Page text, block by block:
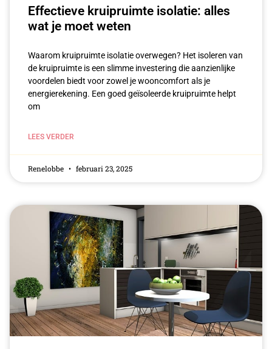
Effectieve kruipruimte isolatie: alles
wat je moet weten
Waarom kruipruimte isolatie overwegen? Het isoleren van
de kruipruimte is een slimme investering die aanzienlijke
voordelen biedt voor zowel je wooncomfort als je
energierekening. Een goed geïsoleerde kruipruimte helpt
om
LEES VERDER
Renelobbe februari 23, 2025